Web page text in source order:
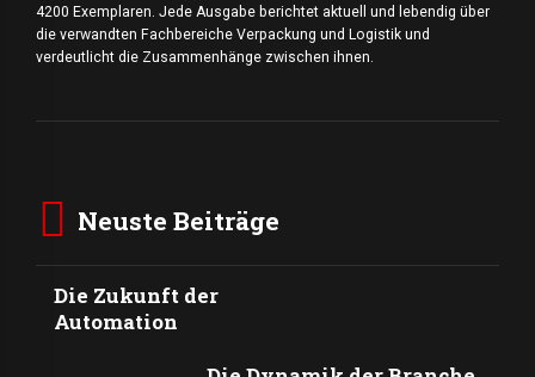
4200 Exemplaren. Jede Ausgabe berichtet aktuell und lebendig über
die verwandten Fachbereiche Verpackung und Logistik und
verdeutlicht die Zusammenhänge zwischen ihnen.
Neuste Beiträge
Die Zukunft der
Automation